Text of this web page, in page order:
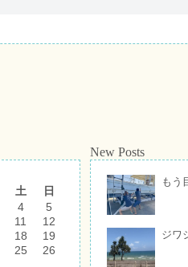
土
日
4
5
11
12
18
19
25
26
New Posts
もう
ジワ